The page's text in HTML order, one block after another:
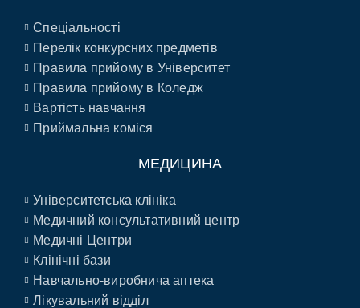
Спеціальності
Перелік конкурсних предметів
Правила прийому в Університет
Правила прийому в Коледж
Вартість навчання
Приймальна коміся
МЕДИЦИНА
Університетська клініка
Медичний консультативний центр
Медичні Центри
Клінічні бази
Навчально-виробнича аптека
Лікувальний відділ